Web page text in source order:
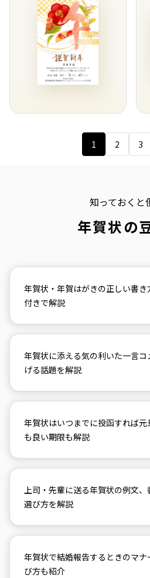
1 2 3
知っておくと
年賀状の
年賀状・年賀はがきの正しい書
付きで解説
年賀状に添える気の利いた一言
げる話題を解説
年賀状はいつまでに投函すれば
も良い期限も解説
上司・先輩に送る年賀状の例文
選び方を解説
年賀状で結婚報告するときのマ
び方も紹介